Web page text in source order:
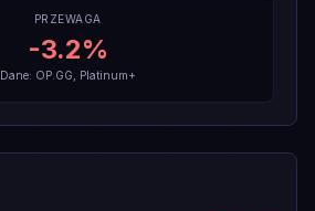
PRZEWAGA
-3.2%
Dane: OP.GG, Platinum+